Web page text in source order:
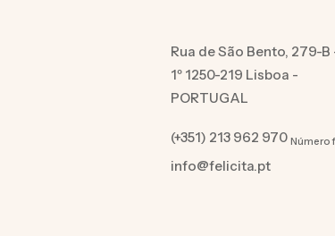
Rua de São Bento, 279-B
1º 1250-219 Lisboa -
PORTUGAL
(+351) 213 962 970Número
info@felicita.pt